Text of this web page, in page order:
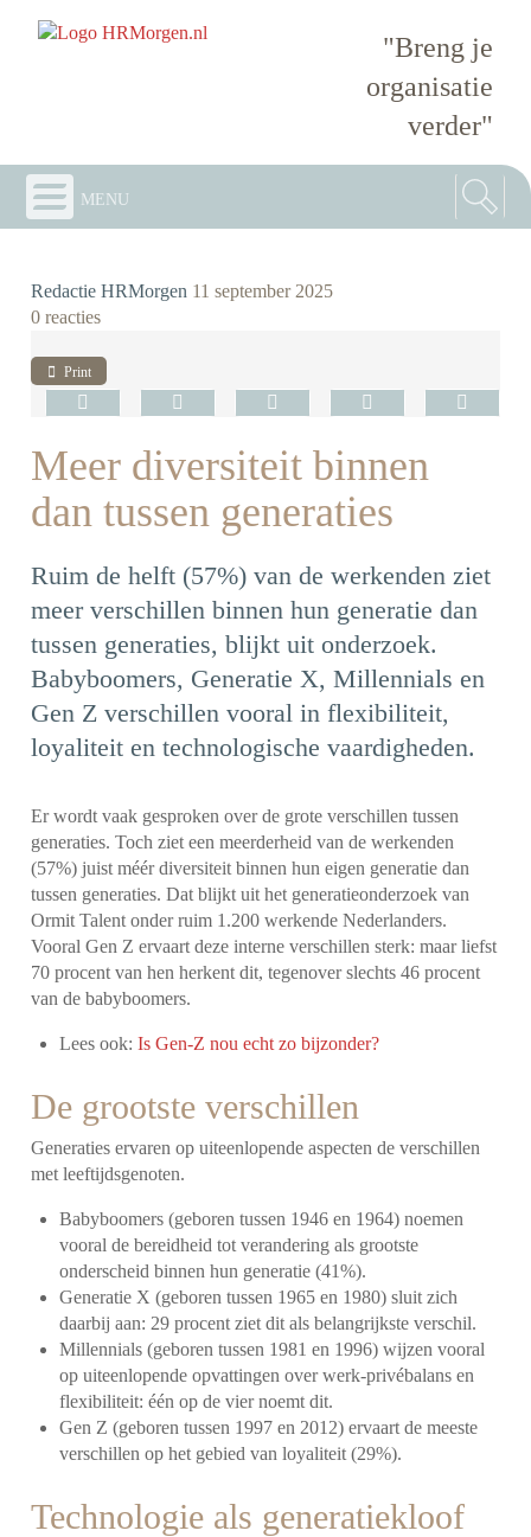
"Breng je
organisatie
verder"
menu
Redactie HRMorgen 11 september 2025
0 reacties
Print
Meer diversiteit binnen
dan tussen generaties
Ruim de helft (57%) van de werkenden ziet
meer verschillen binnen hun generatie dan
tussen generaties, blijkt uit onderzoek.
Babyboomers, Generatie X, Millennials en
Gen Z verschillen vooral in flexibiliteit,
loyaliteit en technologische vaardigheden.
Er wordt vaak gesproken over de grote verschillen tussen
generaties. Toch ziet een meerderheid van de werkenden
(57%) juist méér diversiteit binnen hun eigen generatie dan
tussen generaties. Dat blijkt uit het generatieonderzoek van
Ormit Talent onder ruim 1.200 werkende Nederlanders.
Vooral Gen Z ervaart deze interne verschillen sterk: maar liefst
70 procent van hen herkent dit, tegenover slechts 46 procent
van de babyboomers.
Lees ook:Is Gen-Z nou echt zo bijzonder?
De grootste verschillen
Generaties ervaren op uiteenlopende aspecten de verschillen
met leeftijdsgenoten.
Babyboomers (geboren tussen 1946 en 1964) noemen
vooral de bereidheid tot verandering als grootste
onderscheid binnen hun generatie (41%).
Generatie X (geboren tussen 1965 en 1980) sluit zich
daarbij aan: 29 procent ziet dit als belangrijkste verschil.
Millennials (geboren tussen 1981 en 1996) wijzen vooral
op uiteenlopende opvattingen over werk-privébalans en
flexibiliteit: één op de vier noemt dit.
Gen Z (geboren tussen 1997 en 2012) ervaart de meeste
verschillen op het gebied van loyaliteit (29%).
Technologie als generatiekloof